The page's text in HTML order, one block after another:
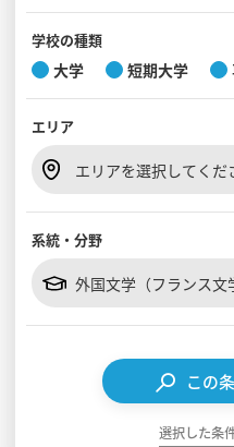
入試・受験入門
見学会WEB手引書
学校の種類
大学 短期大学
エリア
エリアを選択してくだ
系統・分野
外国文学（フランス文
この
選択した条